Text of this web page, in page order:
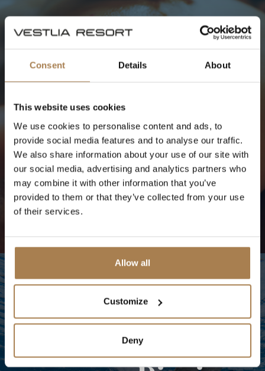
Consent Details About
This website uses cookies
We use cookies to personalise content and ads, to
provide social media features and to analyse our traffic.
We also share information about your use of our site with
our social media, advertising and analytics partners who
may combine it with other information that you’ve
provided to them or that they’ve collected from your use
of their services.
Allow all
Customize
Deny
SPA
d'ouverture
Traitement
du
livre
HEURES